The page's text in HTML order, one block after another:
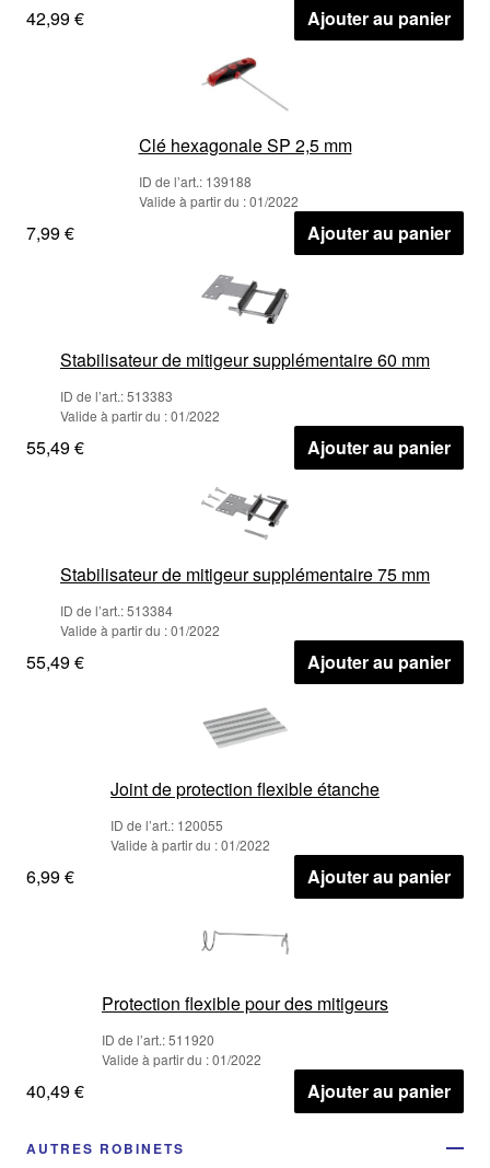
42,99 € Ajouter au panier
Clé hexagonale SP 2,5 mm
ID de l’art.: 139188
Valide à partir du : 01/2022
7,99 € Ajouter au panier
Stabilisateur de mitigeur supplémentaire 60 mm
ID de l’art.: 513383
Valide à partir du : 01/2022
55,49 € Ajouter au panier
Stabilisateur de mitigeur supplémentaire 75 mm
ID de l’art.: 513384
Valide à partir du : 01/2022
55,49 € Ajouter au panier
Joint de protection flexible étanche
ID de l’art.: 120055
Valide à partir du : 01/2022
6,99 € Ajouter au panier
Protection flexible pour des mitigeurs
ID de l’art.: 511920
Valide à partir du : 01/2022
40,49 € Ajouter au panier
AUTRES ROBINETS